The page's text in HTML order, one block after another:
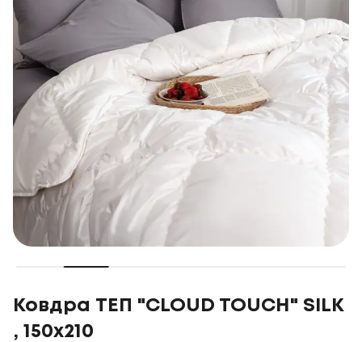
Ковдра ТЕП "CLOUD TOUCH" SILK
, 150x210